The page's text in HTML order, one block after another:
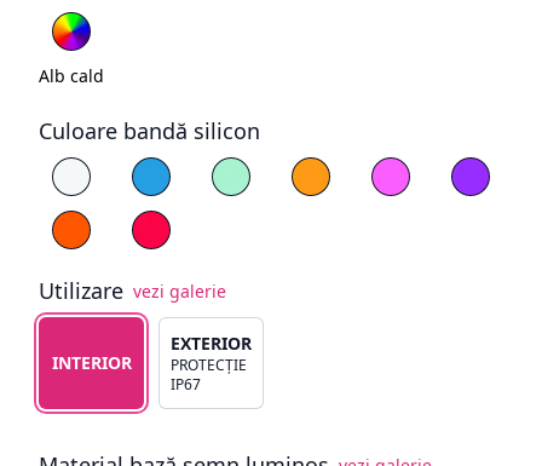
RGB
Alb cald
Culoare bandă silicon
Alege culoare silicon
Alb Albastru Cyan Galben Magenta
Mov
PortocaliuRoșu
Utilizare vezi galerie
Alege tipul de utilizare
INTERIOR
EXTERIOR
PROTECȚIE
IP67